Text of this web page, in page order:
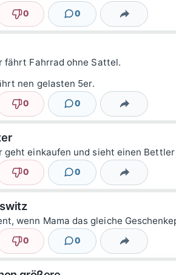
Nicht lustig
0 0
KommentareTeilen
fährt Fahrrad ohne Sattel.
nen gelasten 5er.
Nicht lustig
0 0
KommentareTeilen
geht einkaufen und sieht einen
Nicht lustig
0 0
KommentareTeilen
wenn Mama das gleiche
Nicht lustig
0 0
KommentareTeilen